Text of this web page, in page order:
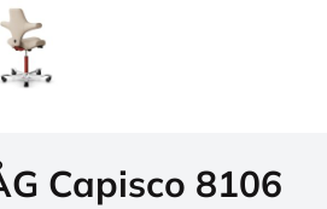
Capisco 8106